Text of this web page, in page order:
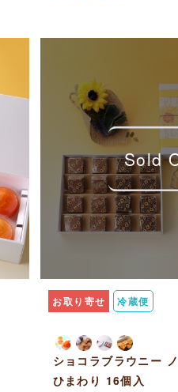
Sold
お取り寄せ 冷蔵便
ショコラブラウニー
ひまわり 16個入